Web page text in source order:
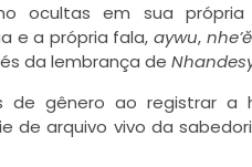
ocultas em sua
e a própria fala, aywu, nhe’ĕ
da lembrança de
de gênero ao registrar
de arquivo vivo da